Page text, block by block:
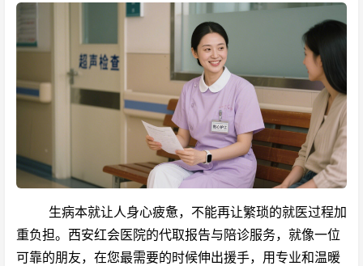
生病本就让人身心疲惫，不能再让繁琐的就医过程加
重负担。西安红会医院的代取报告与陪诊服务，就像一位
可靠的朋友，在您最需要的时候伸出援手，用专业和温暖